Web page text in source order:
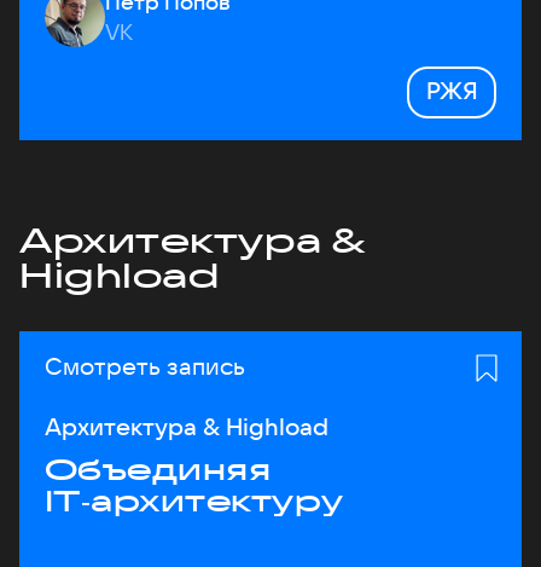
VK
РЖЯ
Архитектура &
Highload
Смотреть запись
Архитектура & Highload
Объединяя
IT‑архитектуру